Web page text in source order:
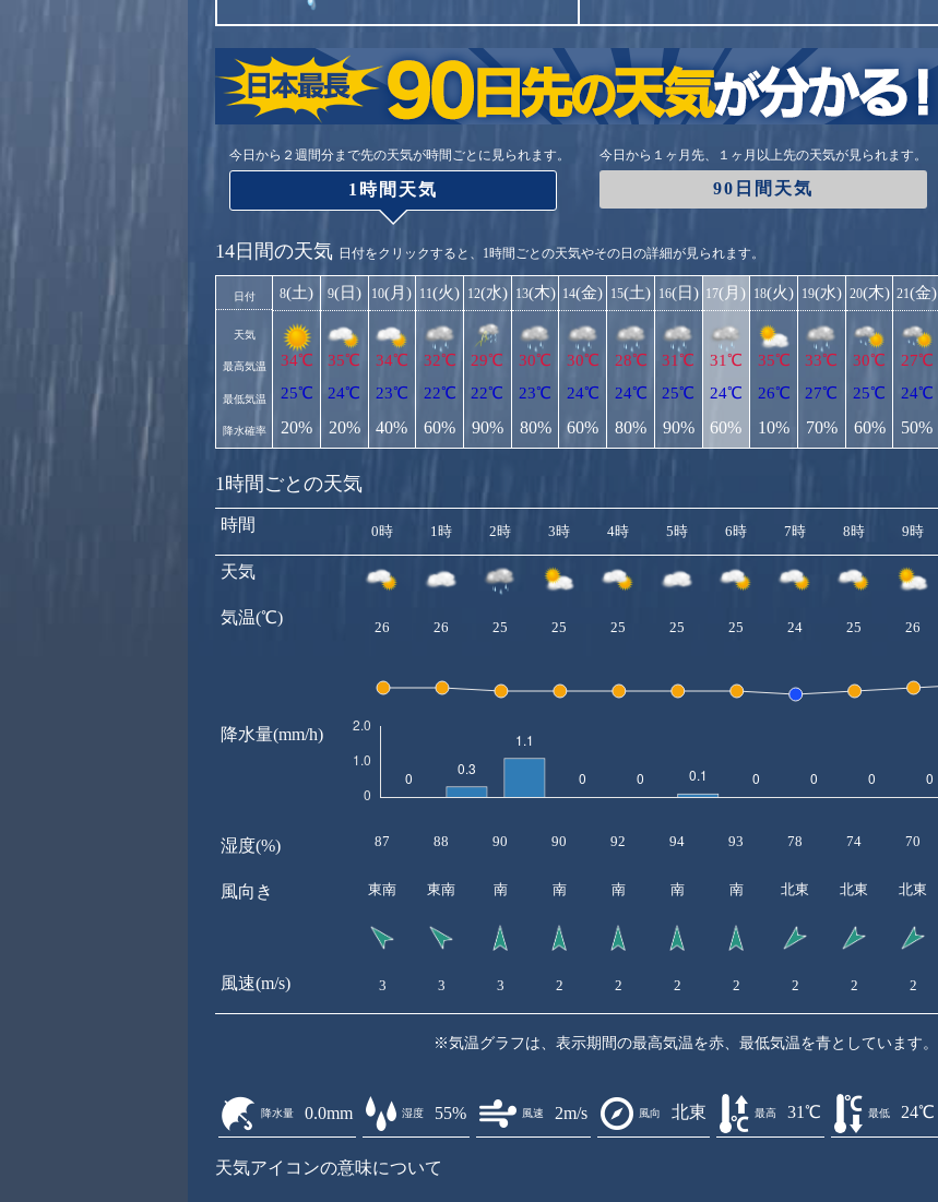
今日から２週間分まで先の天気が時間ごとに見られます。
1時間天気
今日から１ヶ月先、１ヶ月以上先の天気が見られます。
90日間天気
14日間の天気 日付をクリックすると、1時間ごとの天気やその日の詳細が見られます。
日付
天気
最高気温
最低気温
降水確率
8(土)
34℃
25℃
20%
9(日)
35℃
24℃
20%
10(月)
34℃
23℃
40%
11(火)
32℃
22℃
60%
12(水)
29℃
22℃
90%
13(木)
30℃
23℃
80%
14(金)
30℃
24℃
60%
15(土)
28℃
24℃
80%
16(日)
31℃
25℃
90%
17(月)
31℃
24℃
60%
18(火)
35℃
26℃
10%
19(水)
33℃
27℃
70%
20(木)
30℃
25℃
60%
21(金)
27℃
24℃
50%
1時間ごとの天気
時間
天気
気温(℃)
降水量(mm/h)
湿度(%)
風向き
風速(m/s)
0時 1時 2時 3時 4時 5時 6時 7時 8時 9時
26 26 25 25 25 25 25 24 25 26
87 88 90 90 92 94 93 78 74 70
東南 東南 南 南 南 南 南 北東 北東 北東
3 3 3 2 2 2 2 2 2 2
※気温グラフは、表示期間の最高気温を赤、最低気温を青としています。
降水量 0.0mm 湿度 55% 風速 2m/s 風向 北東 最高 31℃ 最低 24℃
天気アイコンの意味について